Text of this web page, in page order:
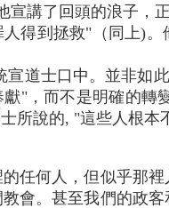
講了回頭的浪子，
得到拯救"（同上)
道士口中。並非如
"，而不是明確的轉
所說的, "這些人根本
任何人，但似乎那
會。甚至我們的政客